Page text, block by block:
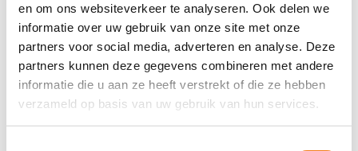
en om ons websiteverkeer te analyseren. Ook delen we
informatie over uw gebruik van onze site met onze
partners voor social media, adverteren en analyse. Deze
partners kunnen deze gegevens combineren met andere
informatie die u aan ze heeft verstrekt of die ze hebben
verzameld op basis van uw gebruik van hun services.
0 producten Toon:
Geen producten gevonden!...